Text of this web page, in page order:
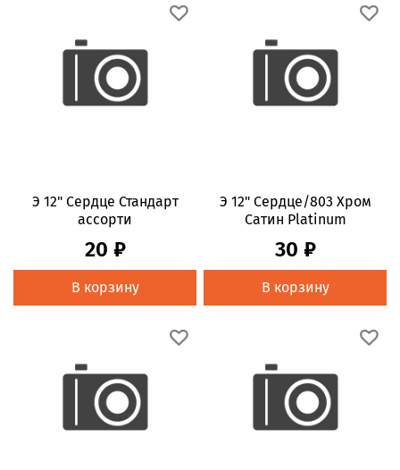
Э 12" Сердце Стандарт
ассорти
20 ₽
В корзину
Э 12" Сердце/803 Хром
Сатин Platinum
30 ₽
В корзину